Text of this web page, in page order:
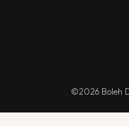
©2026 Boleh